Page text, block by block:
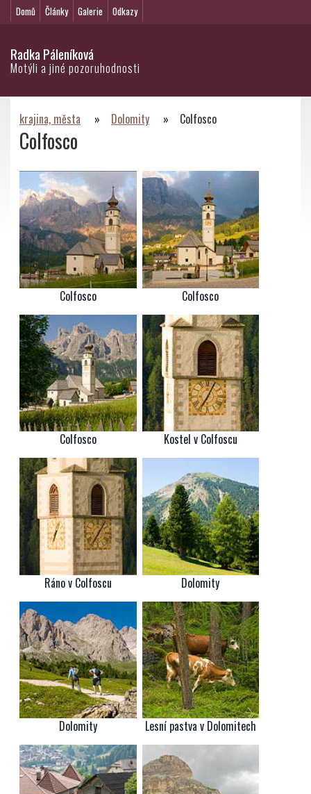
Domů Články Galerie Odkazy
Radka Páleníková
Motýli a jiné pozoruhodnosti
krajina, města » Dolomity » Colfosco
Colfosco
Colfosco Colfosco
Colfosco Kostel v Colfoscu
Ráno v Colfoscu Dolomity
Dolomity Lesní pastva v Dolomitech